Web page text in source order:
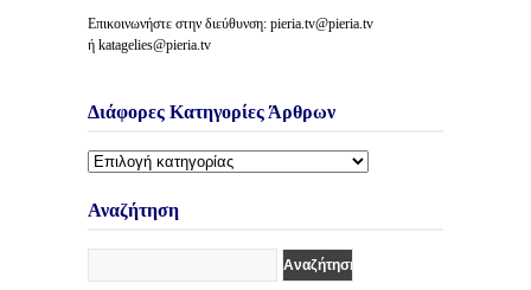
Επικοινωνήστε στην διεύθυνση: pieria.tv@pieria.tv
ή katagelies@pieria.tv
Διάφορες Κατηγορίες Άρθρων
Διάφορες
Άρθρων
Αναζήτηση